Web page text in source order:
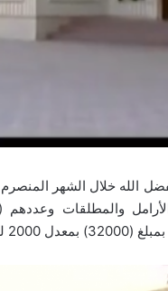
الله خلال الشهر المنصرم